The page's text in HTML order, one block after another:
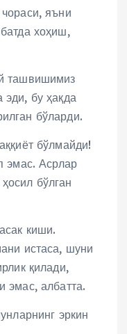
яъни
хоҳиш,
ташвишимиз
эди, бу ҳақда
бўларди.
бўлмайди!
эмас. Асрлар
бўлган
киши.
истаса, шуни
қилади,
эмас, албатта.
эркин